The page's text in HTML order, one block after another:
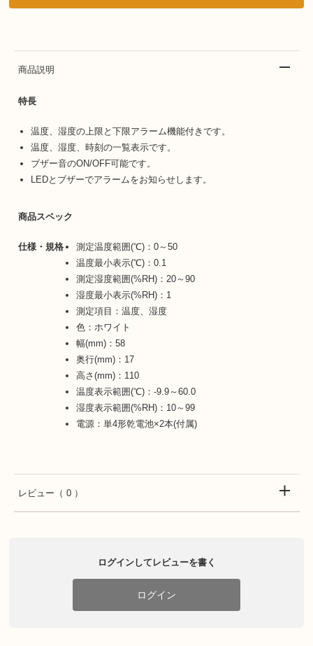
商品説明
特長
温度、湿度の上限と下限アラーム機能付きです。
温度、湿度、時刻の一覧表示です。
ブザー音のON/OFF可能です。
LEDとブザーでアラームをお知らせします。
商品スペック
仕様・規格
測定温度範囲(℃)：0～50
温度最小表示(℃)：0.1
測定湿度範囲(%RH)：20～90
湿度最小表示(%RH)：1
測定項目：温度、湿度
色：ホワイト
幅(mm)：58
奥行(mm)：17
高さ(mm)：110
温度表示範囲(℃)：-9.9～60.0
湿度表示範囲(%RH)：10～99
電源：単4形乾電池×2本(付属)
レビュー （ 0 ）
ログインしてレビューを書く
ログイン